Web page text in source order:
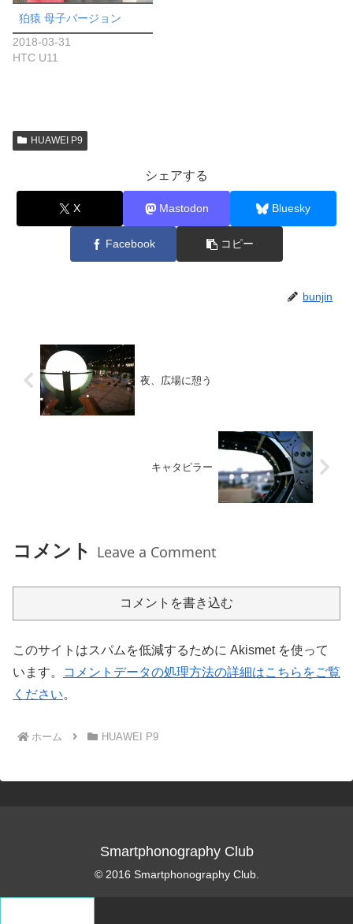
狛猿 母子バージョン
2018-03-31
HTC U11
HUAWEI P9
シェアする
X Mastodon Bluesky
Facebook コピー
bunjin
夜、広場に憩う
キャタピラー
コメント Leave a Comment
コメントを書き込む
このサイトはスパムを低減するために Akismet を使って
います。
コメントデータの処理方法の詳細はこちらをご覧
ください。
ホーム HUAWEI P9
Smartphonography Club
© 2016 Smartphonography Club.